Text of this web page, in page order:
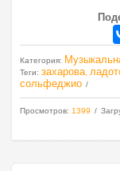
Категория:
Теги: захарова
сольфеджио
Просмотров: 1399